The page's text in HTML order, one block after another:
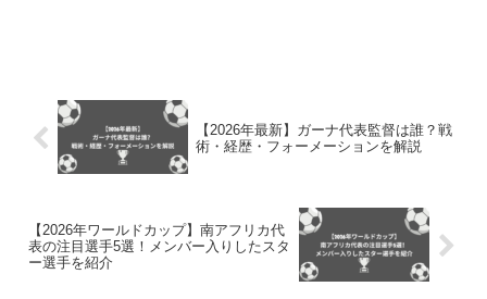
【2026年最新】ガーナ代表監督は誰？戦
術・経歴・フォーメーションを解説
【2026年ワールドカップ】南アフリカ代
表の注目選手5選！メンバー入りしたスタ
ー選手を紹介